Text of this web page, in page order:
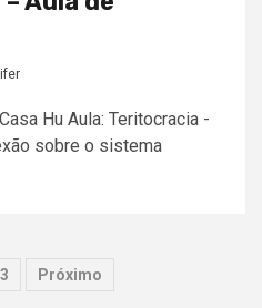
Hu Aula: Teritocracia -
sobre o sistema
3 Próximo